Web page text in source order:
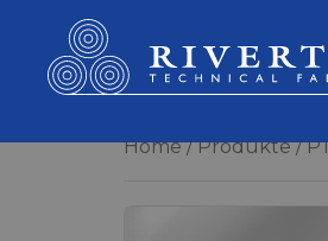
Home Produkte
Rivertex Technical Fabrics